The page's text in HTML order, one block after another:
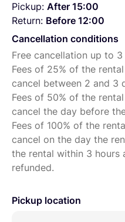
Compatible Full
Excellente qualité
Distance minimale
plans rapprochés
Format compact et
Idéal pour :
Reportage et
Interviews
Pickup: After 15:00
Return: Before 12:00
Cancellation conditions
Free cancellation up to
Fees of 25% of the
cancel between 2 and 3
Fees of 50% of the
cancel the day before
Fees of 100% of the
cancel on the day the
the rental within 3
refunded.
Pickup location